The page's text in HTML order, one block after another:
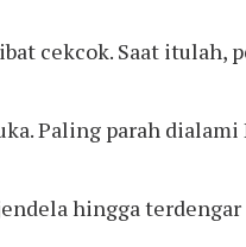
cekcok. Saat itulah,
Paling parah
hingga